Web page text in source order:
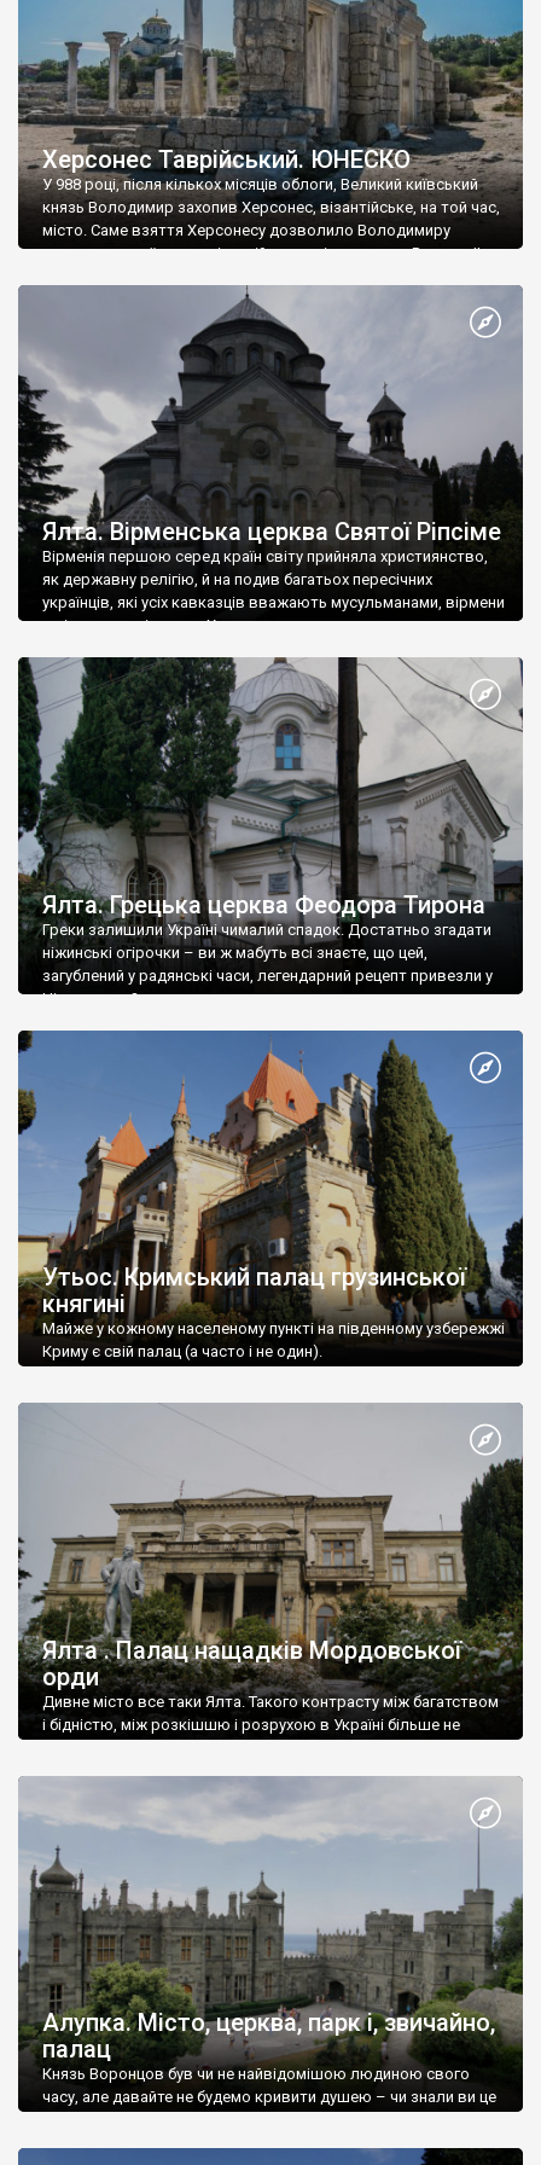
Херсонес Таврійський. ЮНЕСКО
У 988 році, після кількох місяців облоги, Великий київський
князь Володимир захопив Херсонес, візантійське, на той час,
місто. Саме взяття Херсонесу дозволило Володимиру
диктувати свої умови візантійському імператору Василю ІІ, та
Херсонесі Володимир-язичник, став Василем-християнином.
А потім було Хрещення Русі. На честь Херсонесу Таврійського
Ялта. Вірменська церква Святої Ріпсіме
Вірменія першою серед країн світу прийняла християнство,
як державну релігію, й на подив багатьох пересічних
українців, які усіх кавказців вважають мусульманами, вірмени
є відданими вірянами Христа
Ялта. Грецька церква Феодора Тирона
Греки залишили Україні чималий спадок. Достатньо згадати
ніжинські огірочки – ви ж мабуть всі знаєте, що цей,
загублений у радянські часи, легендарний рецепт привезли у
Ніжин греки?
Утьос. Кримський палац грузинської
княгині
Майже у кожному населеному пункті на південному узбережжі
Криму є свій палац (а часто і не один).
Ялта . Палац нащадків Мордовської
орди
Дивне місто все таки Ялта. Такого контрасту між багатством
і бідністю, між розкішшю і розрухою в Україні більше не
Алупка. Місто, церква, парк і, звичайно,
палац
Князь Воронцов був чи не найвідомішою людиною свого
часу, але давайте не будемо кривити душею – чи знали ви це